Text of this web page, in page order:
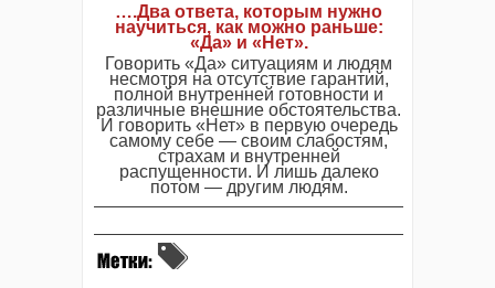
….Два ответа, которым нужно
научиться, как можно раньше:
«Да» и «Нет».
Говорить «Да» ситуациям и людям
несмотря на отсутствие гарантий,
полной внутренней готовности и
различные внешние обстоятельства.
И говорить «Нет» в первую очередь
самому себе — своим слабостям,
страхам и внутренней
распущенности. И лишь далеко
потом — другим людям.